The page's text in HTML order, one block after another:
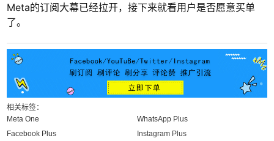
Meta的订阅大幕已经拉开，接下来就看用户是否愿意买单
了。
相关标签：
Meta One
WhatsApp Plus
Facebook Plus
Instagram Plus